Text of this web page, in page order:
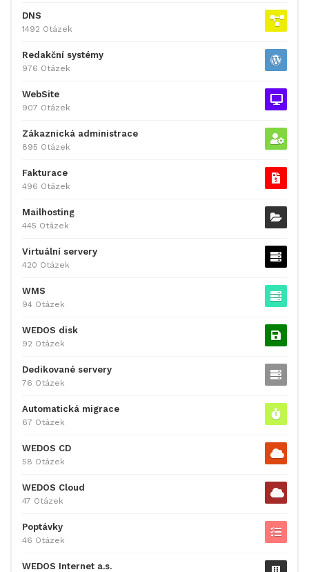
DNS
1492 Otázek
Redakční systémy
976 Otázek
WebSite
907 Otázek
Zákaznická administrace
895 Otázek
Fakturace
496 Otázek
Mailhosting
445 Otázek
Virtuální servery
420 Otázek
WMS
94 Otázek
WEDOS disk
92 Otázek
Dedikované servery
76 Otázek
Automatická migrace
67 Otázek
WEDOS CD
58 Otázek
WEDOS Cloud
47 Otázek
Poptávky
46 Otázek
WEDOS Internet a.s.